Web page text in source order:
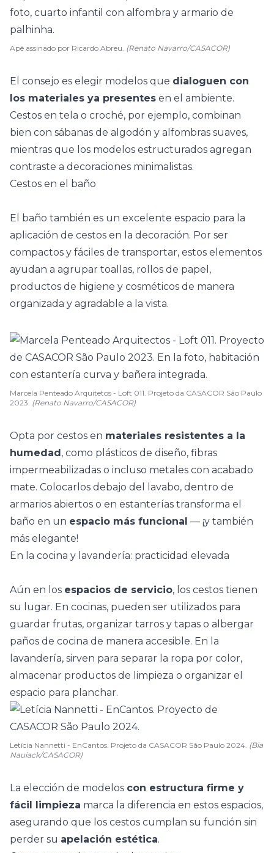
Apê assinado por Ricardo Abreu. (Renato Navarro/CASACOR)
El consejo es elegir modelos que dialoguen con
los materiales ya presentes en el ambiente.
Cestos en tela o croché, por ejemplo, combinan
bien con sábanas de algodón y alfombras suaves,
mientras que los modelos estructurados agregan
contraste a decoraciones minimalistas.
Cestos en el baño
El baño también es un excelente espacio para la
aplicación de cestos en la decoración. Por ser
compactos y fáciles de transportar, estos elementos
ayudan a agrupar toallas, rollos de papel,
productos de higiene y cosméticos de manera
organizada y agradable a la vista.
Marcela Penteado Arquitetos - Loft 011. Projeto da CASACOR São Paulo
2023. (Renato Navarro/CASACOR)
Opta por cestos en materiales resistentes a la
humedad, como plásticos de diseño, fibras
impermeabilizadas o incluso metales con acabado
mate. Colocarlos debajo del lavabo, dentro de
armarios abiertos o en estanterías transforma el
baño en un espacio más funcional — ¡y también
más elegante!
En la cocina y lavandería: practicidad elevada
Aún en los espacios de servicio, los cestos tienen
su lugar. En cocinas, pueden ser utilizados para
guardar frutas, organizar tarros y tapas o albergar
paños de cocina de manera accesible. En la
lavandería, sirven para separar la ropa por color,
almacenar productos de limpieza o organizar el
espacio para planchar.
Letícia Nannetti - EnCantos. Projeto da CASACOR São Paulo 2024. (Bia
Nauiack/CASACOR)
La elección de modelos con estructura firme y
fácil limpieza marca la diferencia en estos espacios,
asegurando que los cestos cumplan su función sin
perder su apelación estética.